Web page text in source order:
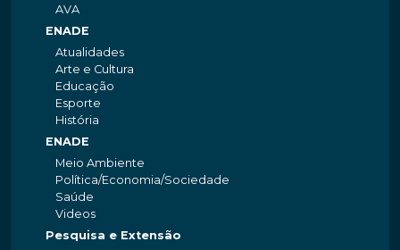
AVA
ENADE
Atualidades
Arte e Cultura
Educação
Esporte
História
ENADE
Meio Ambiente
Política/Economia/Sociedade
Saúde
Videos
Pesquisa e Extensão